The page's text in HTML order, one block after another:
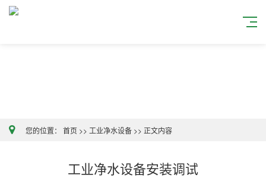
您的位置： 首页 >> 工业净水设备 >> 正文内容
工业净水设备安装调试